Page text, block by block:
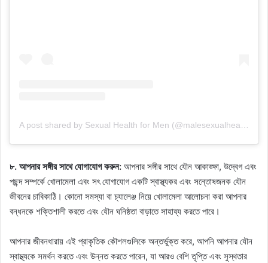
A post shared by Sexual Health for Men (@malesexualhealth)
৮. আপনার সঙ্গীর সাথে যোগাযোগ করুন: আপনার সঙ্গীর সাথে যৌন আকাঙ্ক্ষা, উদ্বেগ এবং
পছন্দ সম্পর্কে খোলামেলা এবং সৎ যোগাযোগ একটি স্বাস্থ্যকর এবং সন্তোষজনক যৌন
জীবনের চাবিকাঠি। কোনো সমস্যা বা চ্যালেঞ্জ নিয়ে খোলামেলা আলোচনা করা আপনার
বন্ধনকে শক্তিশালী করতে এবং যৌন ঘনিষ্ঠতা বাড়াতে সাহায্য করতে পারে।
আপনার জীবনধারায় এই প্রাকৃতিক কৌশলগুলিকে অন্তর্ভুক্ত করে, আপনি আপনার যৌন
স্বাস্থ্যকে সমর্থন করতে এবং উন্নত করতে পারেন, যা আরও বেশি তৃপ্তি এবং সুস্থতার